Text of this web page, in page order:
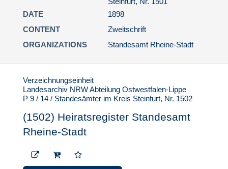
DATE
1898
CONTENT
Zweitschrift
ORGANIZATIONS
Standesamt Rheine-Stadt
Verzeichnungseinheit
Landesarchiv NRW Abteilung Ostwestfalen-Lippe
P 9 / 14 / Standesämter im Kreis Steinfurt, Nr. 1502
(1502) Heiratsregister Standesamt
Rheine-Stadt